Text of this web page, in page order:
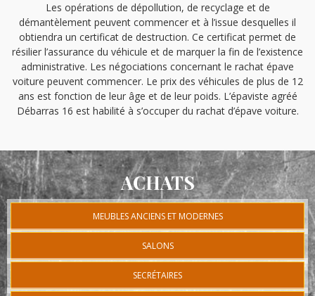
Les opérations de dépollution, de recyclage et de
démantèlement peuvent commencer et à l’issue desquelles il
obtiendra un certificat de destruction. Ce certificat permet de
résilier l’assurance du véhicule et de marquer la fin de l’existence
administrative. Les négociations concernant le rachat épave
voiture peuvent commencer. Le prix des véhicules de plus de 12
ans est fonction de leur âge et de leur poids. L’épaviste agréé
Débarras 16 est habilité à s’occuper du rachat d’épave voiture.
ACHATS
MEUBLES ANCIENS ET MODERNES
SALONS
SECRÉTAIRES